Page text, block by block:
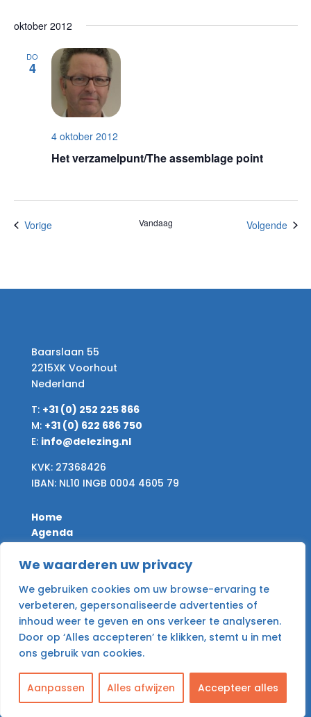
We waarderen uw privacy
We gebruiken cookies om uw browse-ervaring te
verbeteren, gepersonaliseerde advertenties of
inhoud weer te geven en ons verkeer te analyseren.
Door op ‘Alles accepteren’ te klikken, stemt u in met
ons gebruik van cookies.
Aanpassen Alles afwijzen Accepteer alles
oktober 2012
DO
4
4 oktober 2012
Het verzamelpunt/The assemblage point
VorigeEvenementen Vandaag Volgende
Baarslaan 55
2215XK Voorhout
Nederland
T: +31 (0) 252 225 866
M: +31 (0) 622 686 750
E: info@delezing.nl
KVK: 27368426
IBAN: NL10 INGB 0004 4605 79
Home
Agenda
Desire & Give
Contact
Algemene voorwaarden
Privacy Policy
NL